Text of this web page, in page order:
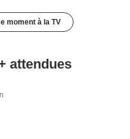
moment à la TV
attendues